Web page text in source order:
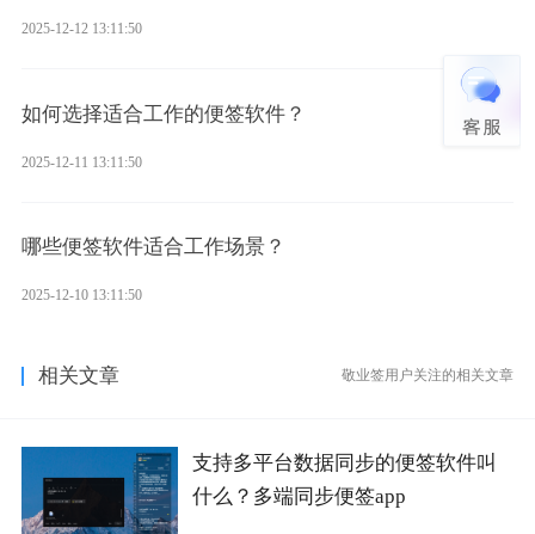
2025-12-12 13:11:50
如何选择适合工作的便签软件？
2025-12-11 13:11:50
哪些便签软件适合工作场景？
2025-12-10 13:11:50
相关文章 敬业签用户关注的相关文章
支持多平台数据同步的便签软件叫
什么？多端同步便签app